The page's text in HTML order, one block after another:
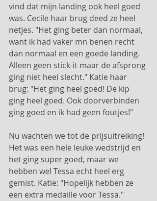
vind dat mijn landing ook heel goed
was. Cecile haar brug deed ze heel
netjes. "Het ging beter dan normaal,
want ik had vaker mn benen recht
dan normaal en een goede landing.
Alleen geen stick-it maar de afsprong
ging niet heel slecht." Katie haar
brug: "Het ging heel goed! De kip
ging heel goed. Ook doorverbinden
ging goed en ik had geen foutjes!"
Nu wachten we tot de prijsuitreiking!
Het was een hele leuke wedstrijd en
het ging super goed, maar we
hebben wel Tessa echt heel erg
gemist. Katie: "Hopelijk hebben ze
een extra medaille voor Tessa."